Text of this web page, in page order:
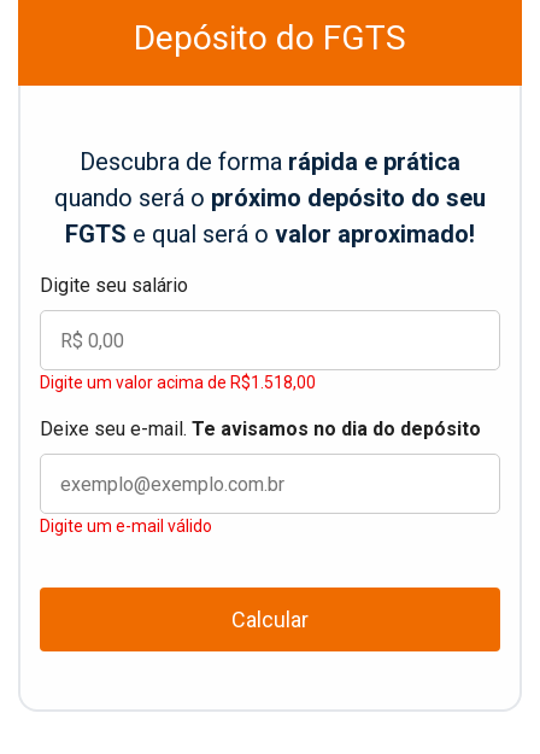
Depósito do FGTS
Descubra de forma rápida e prática
quando será o próximo depósito do seu
FGTS e qual será o valor aproximado!
Digite seu salário
Digite um valor acima de R$1.518,00
Deixe seu e-mail. Te avisamos no dia do depósito
Digite um e-mail válido
Calcular